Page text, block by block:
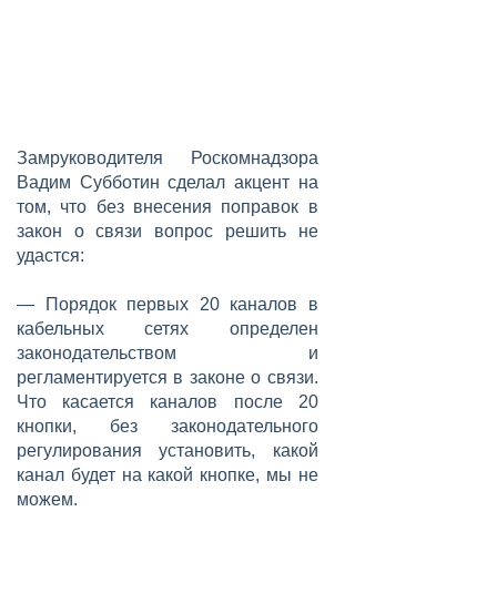
Замруководителя Роскомнадзора
Вадим Субботин сделал акцент на
том, что без внесения поправок в
закон о связи вопрос решить не
удастся:
— Порядок первых 20 каналов в
кабельных сетях определен
законодательством и
регламентируется в законе о связи.
Что касается каналов после 20
кнопки, без законодательного
регулирования установить, какой
канал будет на какой кнопке, мы не
можем.